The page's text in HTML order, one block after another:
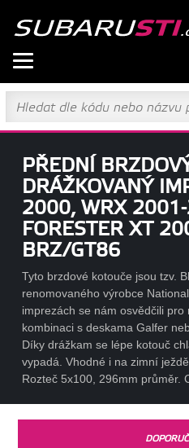
PŘEDNÍ
DRÁŽKOVANÝ
2000, WRX
FORESTER XT
BRZ/GT86
Tyto brzdové kotouče jsou tzv.
renomovaného výrobce
imprezách se nám osvědčili
kombinaci s deskama Galfer
Díky drážkam se lépe kotouč
vypadá. Vhodné i na zimní
Rozteč 5x100, 296mm průměr.